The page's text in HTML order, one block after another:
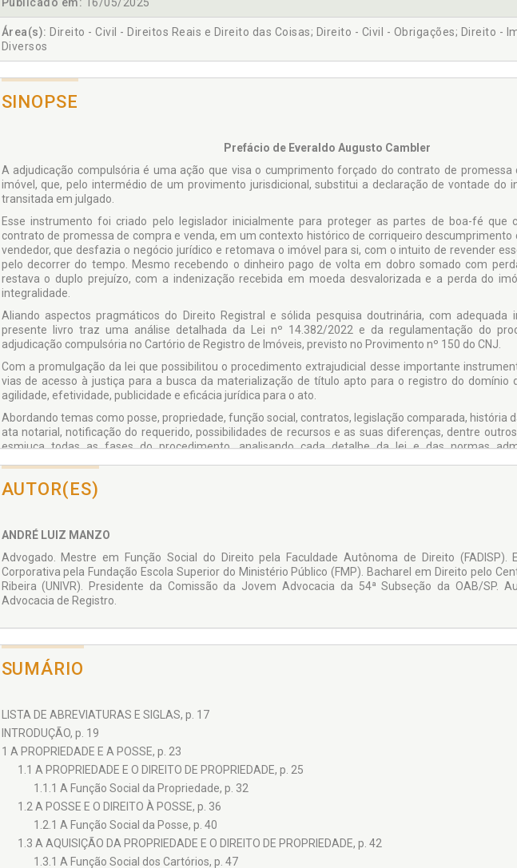
Publicado em: 16/05/2025
Área(s): Direito - Civil - Direitos Reais e Direito das Coisas; Direito - Civil - Obrigações; Direito -
Diversos
SINOPSE
Prefácio de Everaldo Augusto Cambler
A adjudicação compulsória é uma ação que visa o cumprimento forçado do contrato de
imóvel, que, pelo intermédio de um provimento jurisdicional, substitui a declaração de vontade do
transitada em julgado.
Esse instrumento foi criado pelo legislador inicialmente para proteger as partes de boa-fé que
contrato de promessa de compra e venda, em um contexto histórico de corriqueiro descumprimento
vendedor, que desfazia o negócio jurídico e retomava o imóvel para si, com o intuito de revender
pelo decorrer do tempo. Mesmo recebendo o dinheiro pago de volta em dobro somado com
restava o duplo prejuízo, com a indenização recebida em moeda desvalorizada e a perda do
integralidade.
Aliando aspectos pragmáticos do Direito Registral e sólida pesquisa doutrinária, com adequada
presente livro traz uma análise detalhada da Lei nº 14.382/2022 e da regulamentação do
adjudicação compulsória no Cartório de Registro de Imóveis, previsto no Provimento nº 150 do CNJ.
Com a promulgação da lei que possibilitou o procedimento extrajudicial desse importante
vias de acesso à justiça para a busca da materialização de título apto para o registro do domínio
agilidade, efetividade, publicidade e eficácia jurídica para o ato.
Abordando temas como posse, propriedade, função social, contratos, legislação comparada, história
ata notarial, notificação do requerido, possibilidades de recursos e as suas diferenças, dentre
esmiuça todas as fases do procedimento, analisando cada detalhe da lei e das normas
AUTOR(ES)
ANDRÉ LUIZ MANZO
Advogado. Mestre em Função Social do Direito pela Faculdade Autônoma de Direito (FADISP).
Corporativa pela Fundação Escola Superior do Ministério Público (FMP). Bacharel em Direito pelo
Ribeira (UNIVR). Presidente da Comissão da Jovem Advocacia da 54ª Subseção da OAB/SP.
Advocacia de Registro.
SUMÁRIO
LISTA DE ABREVIATURAS E SIGLAS, p. 17
INTRODUÇÃO, p. 19
1 A PROPRIEDADE E A POSSE, p. 23
1.1 A PROPRIEDADE E O DIREITO DE PROPRIEDADE, p. 25
1.1.1 A Função Social da Propriedade, p. 32
1.2 A POSSE E O DIREITO À POSSE, p. 36
1.2.1 A Função Social da Posse, p. 40
1.3 A AQUISIÇÃO DA PROPRIEDADE E O DIREITO DE PROPRIEDADE, p. 42
1.3.1 A Função Social dos Cartórios, p. 47